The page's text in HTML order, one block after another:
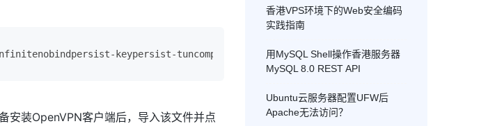
keypersist-tuncomp-lzoverb 3（此处粘贴ca.crt全文）（此处粘贴client1
装OpenVPN客户端后，导入该文件并点
香港VPS环境下的Web安全编码
实践指南
用MySQL Shell操作香港服务器
MySQL 8.0 REST API
Ubuntu云服务器配置UFW后
Apache无法访问？